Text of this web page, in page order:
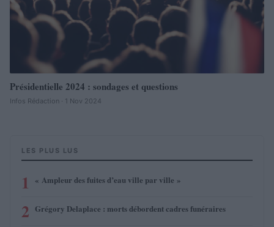
Présidentielle 2024 : sondages et questions
Infos Rédaction · 1 Nov 2024
LES PLUS LUS
1 « Ampleur des fuites d’eau ville par ville »
2 Grégory Delaplace : morts débordent cadres funéraires